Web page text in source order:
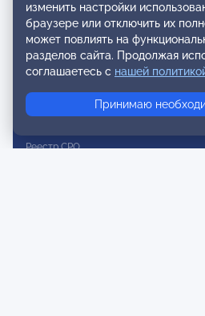
Реестры
Реестр наблюдательных членов
Реестр консультативных членов
Реестр действительных членов
Реестр аккредитованных
Реестр СРО
изменить настройки
браузере или отключить их
может повлиять на
разделов сайта. Продолжая
соглашаетесь с нашей
Принимаю